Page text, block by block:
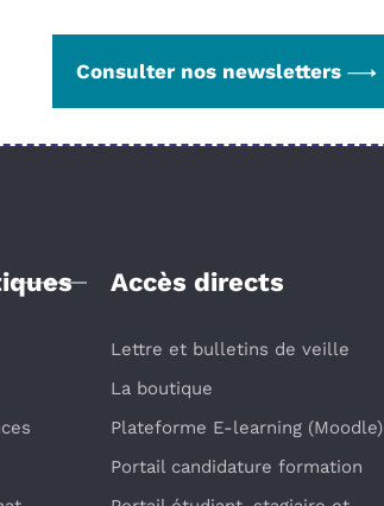
Consulter nos newsletters
Accès directs
Lettre et bulletins de veille
La boutique
Plateforme E-learning (Moodle)
Portail candidature formation